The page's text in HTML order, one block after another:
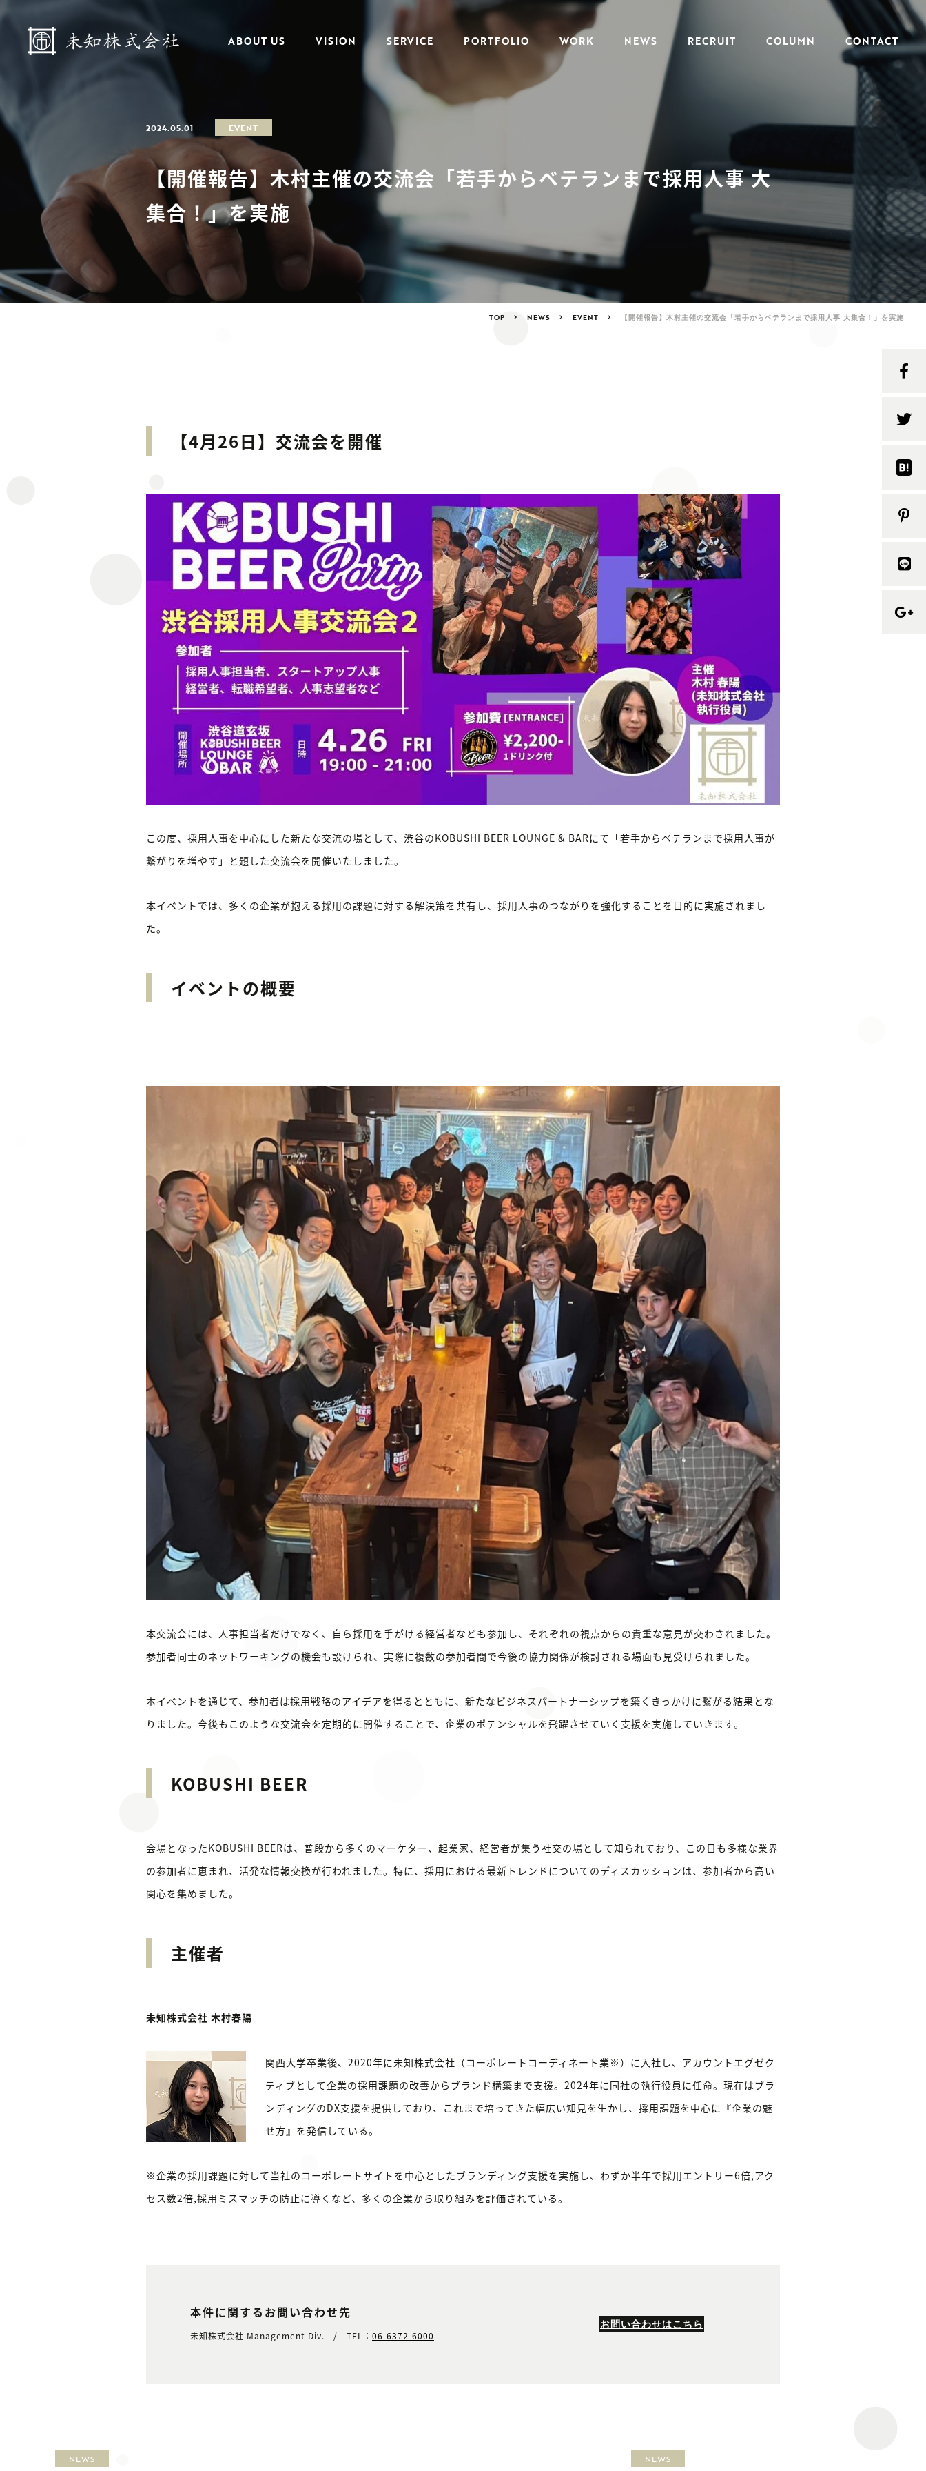
ABOUT US VISION SERVICE PORTFOLIO WORK NEWS RECRUIT COLUMN CONTACT
2024.05.01 EVENT
【開催報告】木村主催の交流会「若手からベテランまで採用人事 大
集合！」を実施
TOP NEWS EVENT 【開催報告】木村主催の交流会「若手からベテランまで採用人事 大集合！」を実施
【4月26日】交流会を開催
この度、採用人事を中心にした新たな交流の場として、渋谷のKOBUSHI BEER LOUNGE & BARにて「若手からベテランまで採用人事が
繋がりを増やす」と題した交流会を開催いたしました。
本イベントでは、多くの企業が抱える採用の課題に対する解決策を共有し、採用人事のつながりを強化することを目的に実施されまし
た。
イベントの概要
本交流会には、人事担当者だけでなく、自ら採用を手がける経営者なども参加し、それぞれの視点からの貴重な意見が交わされました。
参加者同士のネットワーキングの機会も設けられ、実際に複数の参加者間で今後の協力関係が検討される場面も見受けられました。
本イベントを通じて、参加者は採用戦略のアイデアを得るとともに、新たなビジネスパートナーシップを築くきっかけに繋がる結果とな
りました。今後もこのような交流会を定期的に開催することで、企業のポテンシャルを飛躍させていく支援を実施していきます。
KOBUSHI BEER
会場となったKOBUSHI BEERは、普段から多くのマーケター、起業家、経営者が集う社交の場として知られており、この日も多様な業界
の参加者に恵まれ、活発な情報交換が行われました。特に、採用における最新トレンドについてのディスカッションは、参加者から高い
関心を集めました。
主催者
未知株式会社 木村春陽
関西大学卒業後、2020年に未知株式会社（コーポレートコーディネート業※）に入社し、アカウントエグゼク
ティブとして企業の採用課題の改善からブランド構築まで支援。2024年に同社の執行役員に任命。現在はブラ
ンディングのDX支援を提供しており、これまで培ってきた幅広い知見を生かし、採用課題を中心に『企業の魅
せ方』を発信している。
※企業の採用課題に対して当社のコーポレートサイトを中心としたブランディング支援を実施し、わずか半年で採用エントリー6倍,アク
セス数2倍,採用ミスマッチの防止に導くなど、多くの企業から取り組みを評価されている。
本件に関するお問い合わせ先
未知株式会社 Management Div. / TEL： 06-6372-6000
お問い合わせはこちら
NEWS NEWS